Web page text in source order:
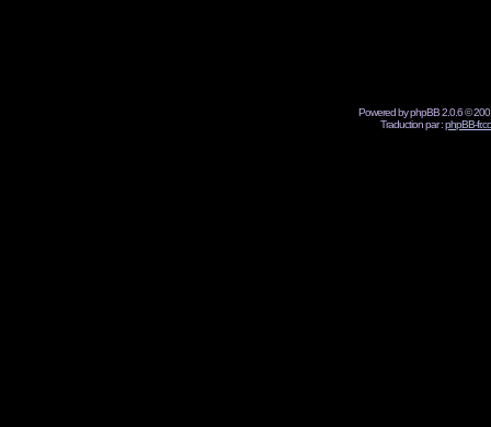
Powered by phpBB 2.0.6 ©
Traduction par :phpBB-